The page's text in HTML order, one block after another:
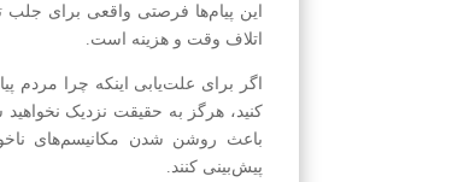
این پیام‌ها فرصتی واقعی برای جلب
اتلاف وقت و هزینه است.
اگر برای علت‌یابی اینکه چرا مردم
کنید، هرگز به حقیقت نزدیک
باعث روشن شدن مکانیسم‌های
پیش‌بینی کنند.